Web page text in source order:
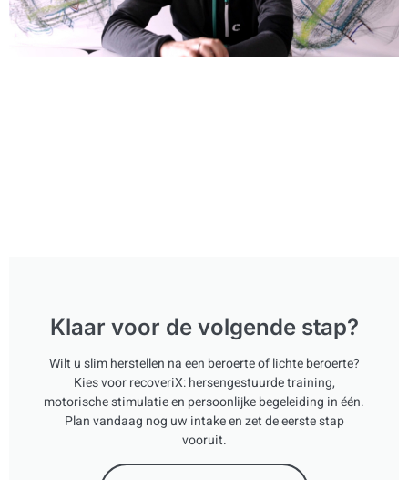
Klaar voor de volgende stap?
Wilt u slim herstellen na een beroerte of lichte beroerte?
Kies voor recoveriX: hersengestuurde training,
motorische stimulatie en persoonlijke begeleiding in één.
Plan vandaag nog uw intake en zet de eerste stap
vooruit.